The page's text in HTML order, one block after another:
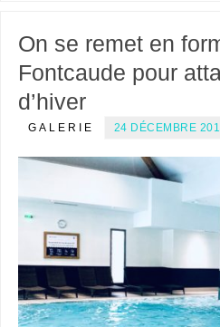
On se remet en
Fontcaude pour
d’hiver
GALERIE 24 DÉCEMBRE